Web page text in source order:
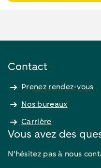
Contact
Prenez rendez-vous
Nos bureaux
Carrière
Vous avez des
N'hésitez pas à nous